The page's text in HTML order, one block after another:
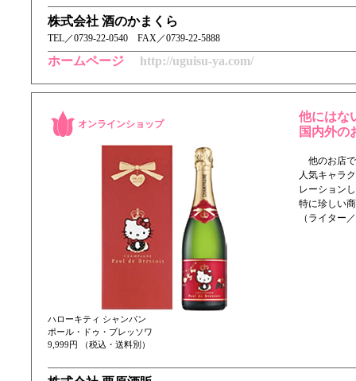
株式会社 酒のかまくら
TEL／ 0739-22-0540 FAX／0739-22-5888
ホームページ http://uguisu-ya.com/
オンラインショップ
ハローキティ シャンパン
ポール・ドゥ・ブレッソワ
9,999円 （税込・送料別）
他にはな
国内外の
他のお店で
人気キャラ
レーション
特に珍しい
（ライター